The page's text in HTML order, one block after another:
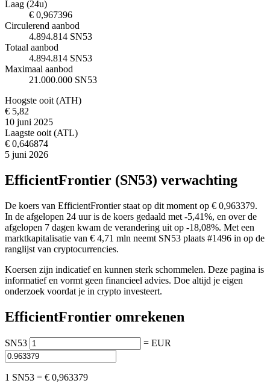
Laag (24u)
€ 0,967396
Circulerend aanbod
4.894.814 SN53
Totaal aanbod
4.894.814 SN53
Maximaal aanbod
21.000.000 SN53
Hoogste ooit (ATH)
€ 5,82
10 juni 2025
Laagste ooit (ATL)
€ 0,646874
5 juni 2026
EfficientFrontier (SN53) verwachting
De koers van EfficientFrontier staat op dit moment op € 0,963379.
In de afgelopen 24 uur is de koers gedaald met -5,41%, en over de
afgelopen 7 dagen kwam de verandering uit op -18,08%. Met een
marktkapitalisatie van € 4,71 mln neemt SN53 plaats #1496 in op de
ranglijst van cryptocurrencies.
Koersen zijn indicatief en kunnen sterk schommelen. Deze pagina is
informatief en vormt geen financieel advies. Doe altijd je eigen
onderzoek voordat je in crypto investeert.
EfficientFrontier omrekenen
SN53 = EUR
1 SN53 = € 0,963379